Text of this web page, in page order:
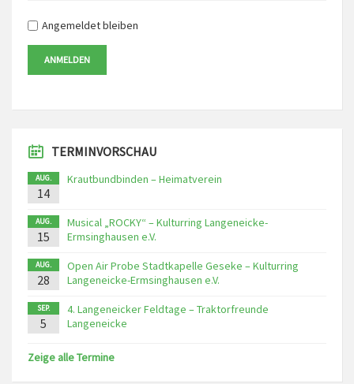
Angemeldet bleiben
ANMELDEN
TERMINVORSCHAU
AUG.
14
Krautbundbinden – Heimatverein
AUG.
15
Musical „ROCKY“ – Kulturring Langeneicke-
Ermsinghausen e.V.
AUG.
28
Open Air Probe Stadtkapelle Geseke – Kulturring
Langeneicke-Ermsinghausen e.V.
SEP.
5
4. Langeneicker Feldtage – Traktorfreunde
Langeneicke
Zeige alle Termine